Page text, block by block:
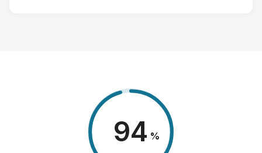
98 %